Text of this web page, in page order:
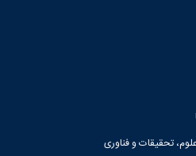
تحقیقات و فناوری